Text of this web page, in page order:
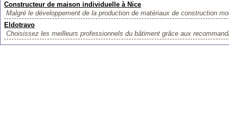
Constructeur de maison individuelle à Nice
Malgré le développement de la production de matériaux de construction
Eldotravo
Choisissez les meilleurs professionnels du bâtiment grâce aux